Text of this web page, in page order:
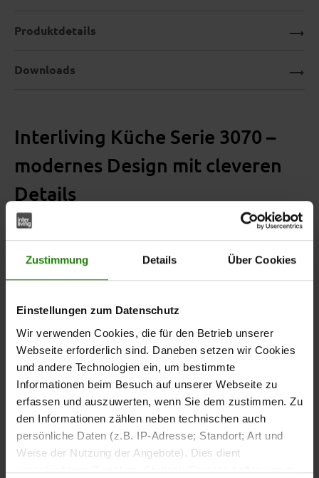
Zustimmung Details Über Cookies
Einstellungen zum Datenschutz
Wir verwenden Cookies, die für den Betrieb unserer
Webseite erforderlich sind. Daneben setzen wir Cookies
und andere Technologien ein, um bestimmte
Informationen beim Besuch auf unserer Webseite zu
erfassen und auszuwerten, wenn Sie dem zustimmen. Zu
den Informationen zählen neben technischen auch
persönliche Daten (z.B. IP-Adresse; Standort; Art und
Weise der Nutzung der Angebote). Dies dient
verschiedenen Zwecken: Statistik Cookies helfen uns zu
Interliving Küche Serie 3070 –
modernes Design mit cleveren
Details
Stilvolle Optik in Graphit
Die Interliving Küche Serie 3070 begeistert mit einer
gelungenen Kombination aus softmatten
graphitfarbenenFronten und Arbeitsplatten,
Nischenverkleidung sowie Regalelementen in Eiche-
Ventura-Nachbildung . Das Zusammenspiel von dunkler
Eleganz und natürlicher Wärme verleiht der Küche eine
moderne und wohnliche Ausstrahlung.
Produktdetails
Downloads